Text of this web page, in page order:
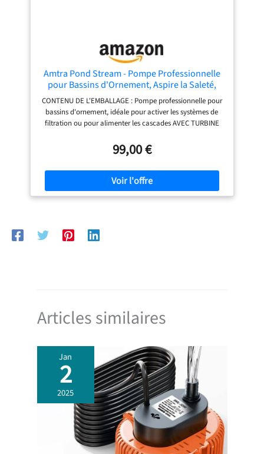
Amtra Pond Stream - Pompe Professionnelle
pour Bassins d'Ornement, Aspire la Saleté,
10000 L/H - 6,0 m - 80 W - Câble des 10 m
CONTENU DE L'EMBALLAGE : Pompe professionnelle pour
bassins d'ornement, idéale pour activer les systèmes de
filtration ou pour alimenter les cascades AVEC TURBINE
particules jusqu'à 7-8mm. Poteau en céramique.
Protection électronique du moteur en cas d'utilisation à
sec ou de blocage de la roue gANDE SURFACE
D'ASPIRATION : Conception rectangulaire pour avoir la
plus gande surface d'aspiration possible. Ouverture simple
sans outils gâce aux 4 clips rapides MODE DOUBLE
couverture/gille ou aspiration directe d'un tuyau.
99,00 €
Articles similaires
Jan
2
2025